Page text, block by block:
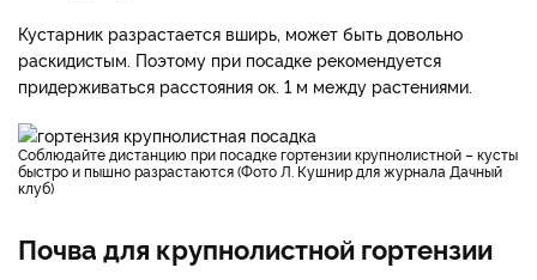
Кустарник разрастается вширь, может быть довольно
раскидистым. Поэтому при посадке рекомендуется
придерживаться расстояния ок. 1 м между растениями.
Соблюдайте дистанцию при посадке гортензии крупнолистной – кусты
быстро и пышно разрастаются (Фото Л. Кушнир для журнала Дачный
клуб)
Почва для крупнолистной гортензии